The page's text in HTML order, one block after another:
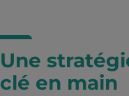
Une
clé en main